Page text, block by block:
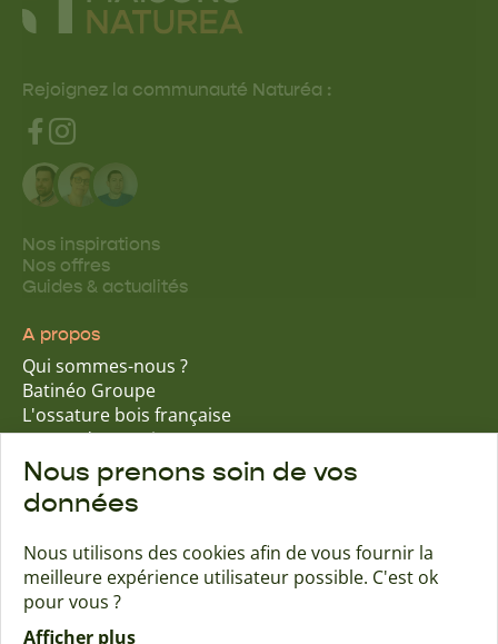
Rejoignez la communauté Naturéa :
Nos inspirations
Nos offres
Guides & actualités
A propos
Qui sommes-nous ?
Batinéo Groupe
L'ossature bois française
15 ans d'expertise
Nos engagements écologiques
Nos garanties assurantielles
Trouver une agence Contact
Nous prenons soin de vos
données
Nous utilisons des cookies afin de vous fournir la
meilleure expérience utilisateur possible. C'est ok
pour vous ?
Afficher plus